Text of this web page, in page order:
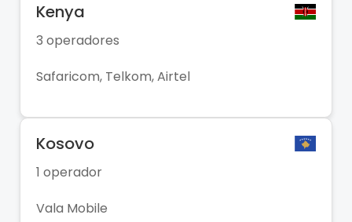
Kenya
3 operadores
Safaricom, Telkom, Airtel
Kosovo
1 operador
Vala Mobile